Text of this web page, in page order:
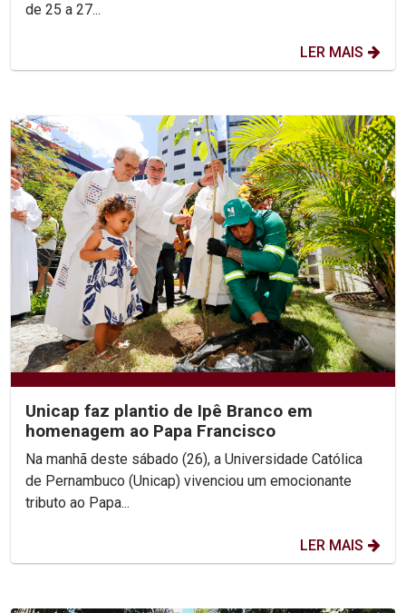
de 25 a 27...
LER MAIS
Unicap faz plantio de Ipê Branco em
homenagem ao Papa Francisco
Na manhã deste sábado (26), a Universidade Católica
de Pernambuco (Unicap) vivenciou um emocionante
tributo ao Papa...
LER MAIS